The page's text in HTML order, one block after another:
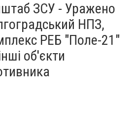
ЗСУ - Уражено
НПЗ,
РЕБ "Поле-21"
об'єкти